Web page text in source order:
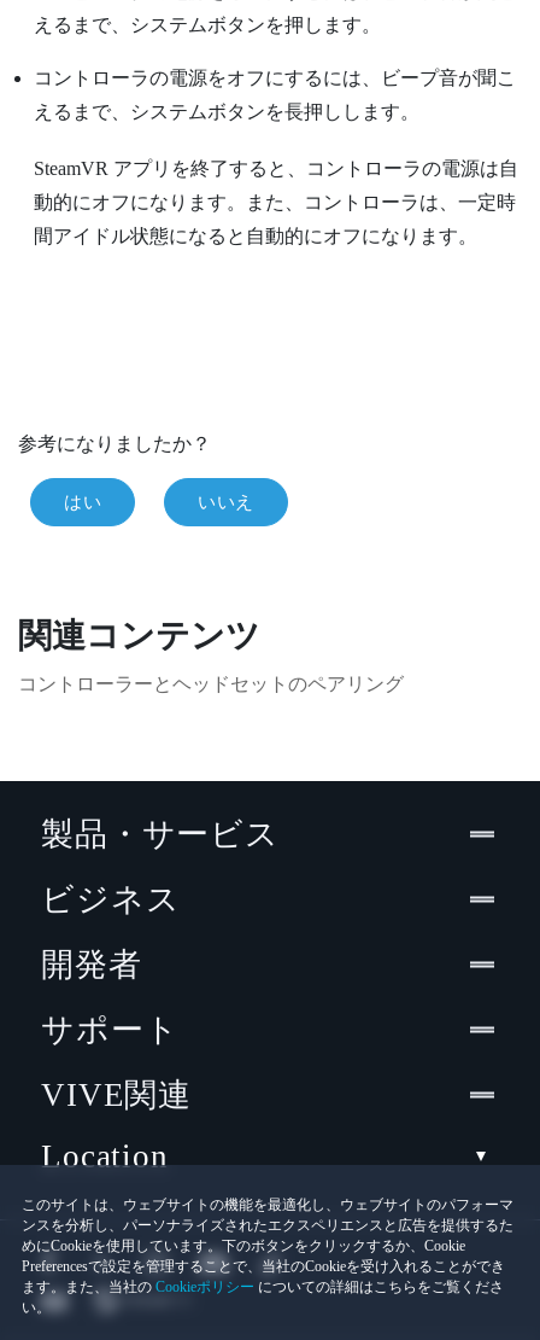
えるまで、
システムボタンを押します。
コントローラの電源をオフにするには、ビープ音が聞こ
えるまで、
システムボタンを長押しします。
SteamVR アプリを終了すると、コントローラの電源は自
動的にオフになります。また、コントローラは、一定時
間アイドル状態になると自動的にオフになります。
参考になりましたか？
はい いいえ
関連コンテンツ
コントローラーとヘッドセットのペアリング
このサイトは、ウェブサイトの機能を最適化し、ウェブサイトのパフォーマ
ンスを分析し、パーソナライズされたエクスペリエンスと広告を提供するた
めにCookieを使用しています。下のボタンをクリックするか、Cookie
Preferencesで設定を管理することで、当社のCookieを受け入れることができ
ます。また、当社の Cookieポリシー についての詳細はこちらをご覧くださ
い。
製品・サービス
ビジネス
開発者
サポート
VIVE関連
Location